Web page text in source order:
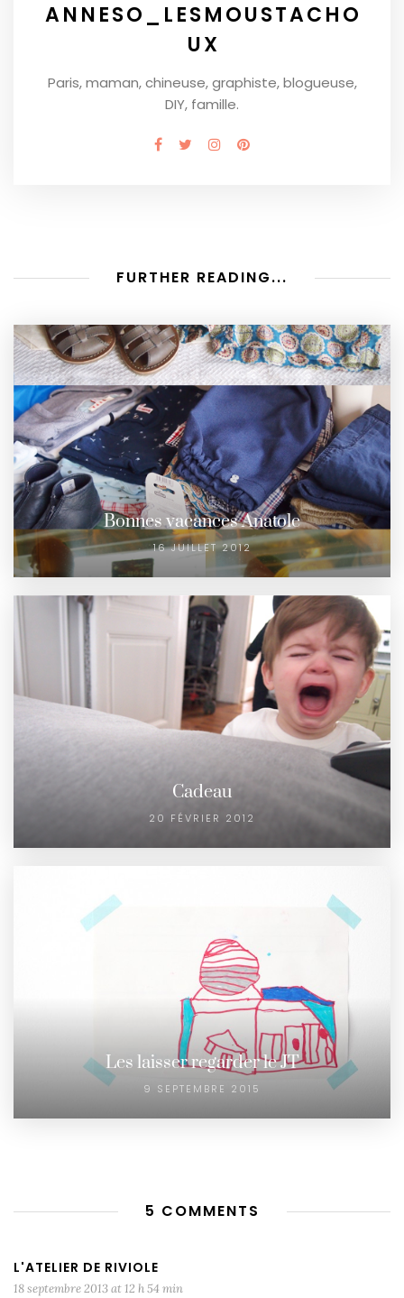
ANNESO_LESMOUSTACHO
UX
Paris, maman, chineuse, graphiste, blogueuse,
DIY, famille.
FURTHER READING...
Bonnes vacances Anatole
16 JUILLET 2012
Cadeau
20 FÉVRIER 2012
Les laisser regarder le JT
9 SEPTEMBRE 2015
5 COMMENTS
L'ATELIER DE RIVIOLE
18 septembre 2013 at 12 h 54 min